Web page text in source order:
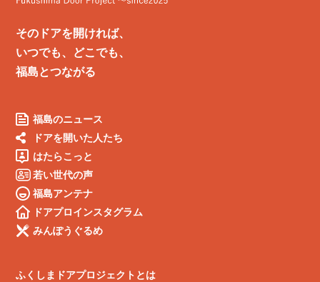
そのドアを開ければ、
いつでも、どこでも、
福島とつながる
福島のニュース
ドアを開いた人たち
はたらこっと
若い世代の声
福島アンテナ
ドアプロインスタグラム
みんぽうぐるめ
ふくしまドアプロジェクトとは